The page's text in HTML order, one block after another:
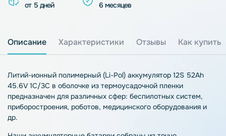
от 5 дней 6 месяцев
Описание Характеристики Отзывы Как купить
Литий-ионный полимерный (Li-Pol) аккумулятор 12S 52Ah
45.6V 1C/3C в оболочке из термоусадочной пленки
предназначен для различных сфер: беспилотных систем,
приборостроения, роботов, медицинского оборудования и
др.